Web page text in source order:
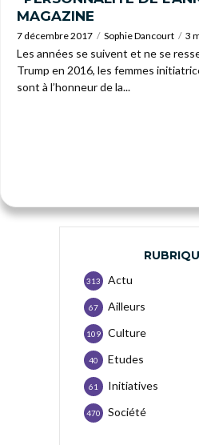
MAGAZINE
7 décembre 2017 Sophie Dancourt 3
Les années se suivent et ne se
Trump en 2016, les femmes
sont à l’honneur de la...
Actu
313
Ailleurs
67
Culture
109
Etudes
40
Initiatives
61
Société
470